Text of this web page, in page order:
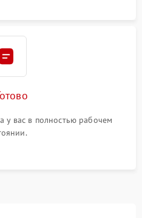
у вас в полностью рабочем